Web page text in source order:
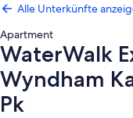
Alle Unterkünfte
Apartment
WaterWalk
Wyndham
Pk